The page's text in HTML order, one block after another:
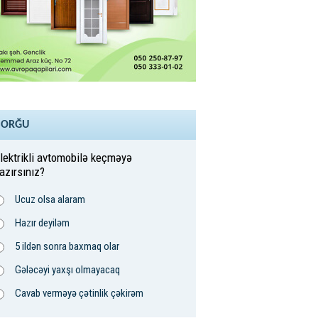
avtomobilə keçməyə
Ucuz olsa alaram
Hazır deyiləm
5 ildən sonra baxmaq olar
Gələcəyi yaxşı olmayacaq
Cavab verməyə çətinlik çəkirəm